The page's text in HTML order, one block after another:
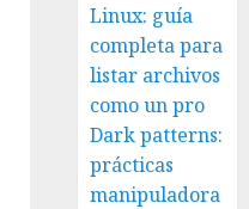
Linux: guía
completa para
listar archivos
como un pro
Dark patterns:
prácticas
manipuladora